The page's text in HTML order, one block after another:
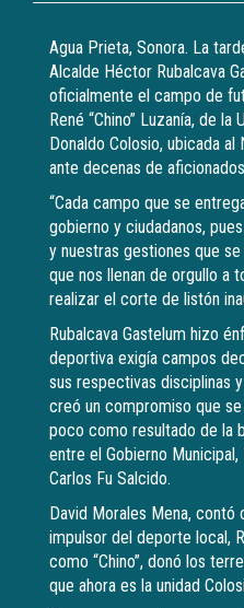
Agua Prieta, Sonora. La
Alcalde Héctor Rubalcava
oficialmente el campo de
René “Chino” Luzanía, de
Donaldo Colosio, ubicada
ante decenas de
“Cada campo que se
gobierno y ciudadanos,
y nuestras gestiones que
que nos llenan de orgullo a
realizar el corte de listón
Rubalcava Gastelum hizo
deportiva exigía campos
sus respectivas disciplinas
creó un compromiso que
poco como resultado de la
entre el Gobierno
Carlos Fu Salcido.
David Morales Mena,
impulsor del deporte local,
como “Chino”, donó los
que ahora es la unidad